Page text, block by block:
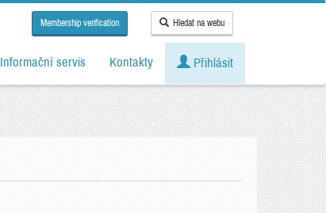
Membership verification Hledat na webu
Informační servis Kontakty Přihlásit